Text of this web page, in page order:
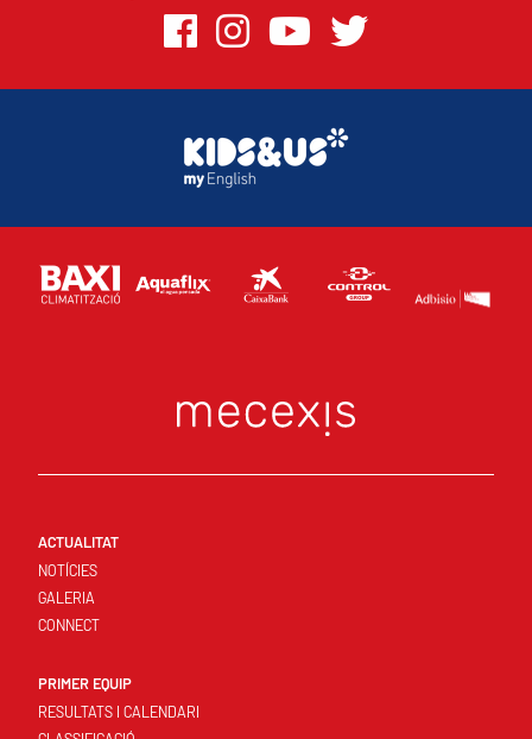
ACTUALITAT
NOTÍCIES
GALERIA
CONNECT
PRIMER EQUIP
RESULTATS I CALENDARI